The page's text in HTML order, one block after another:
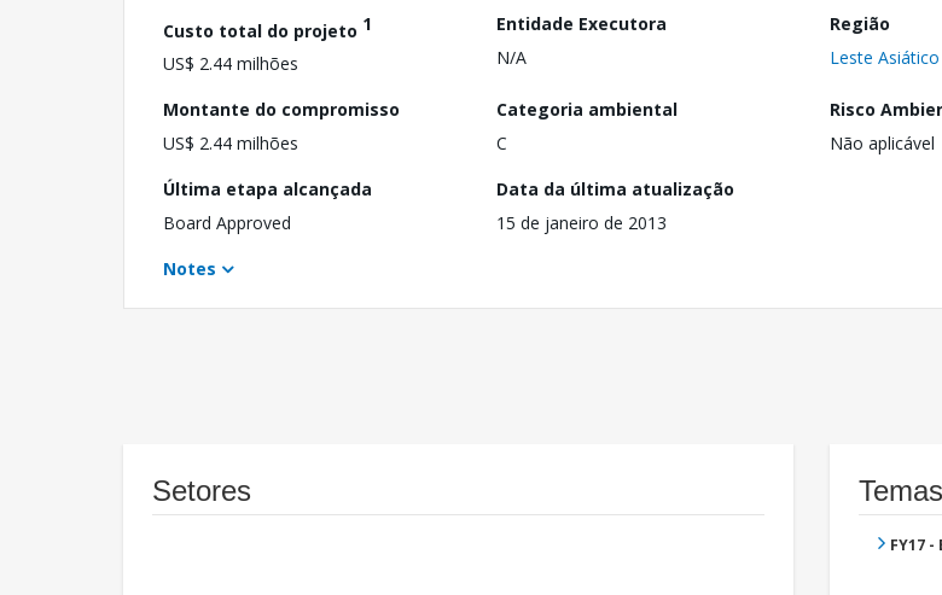
Custo total do projeto 1
US$ 2.44 milhões
Entidade Executora
N/A
Região
Leste
Montante do compromisso
US$ 2.44 milhões
Categoria ambiental
C
Risco
Não aplicável
Última etapa alcançada
Board Approved
Data da última atualização
15 de janeiro de 2013
Notes
Setores Temas
FY17